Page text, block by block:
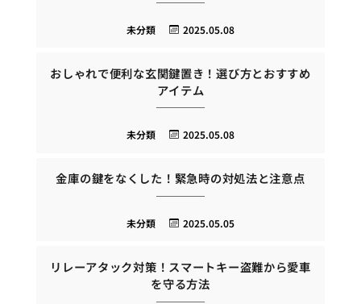
2025.05.08
未分類
おしゃれで便利な玄関鍵置き！選び方とおすすめ
アイテム
2025.05.08
未分類
金庫の鍵をなくした！緊急時の対処法と注意点
2025.05.05
未分類
リレーアタック対策！スマートキー盗難から愛車
を守る方法